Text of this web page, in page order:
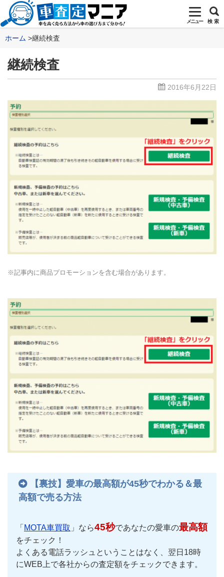
メニュー 検 索
ホーム 継続検査
継続検査
2016年6月22日
※記事内に商品プロモーションを含む場合があります。
【裏技】愛車の最高額が45秒でわかる＆最
高額で売る方法
「 MOTA車買取 」なら45秒であなたの愛車の最高額
をチェック！
よくある電話ラッシュということはなく、翌日18時
にWEB上で各社からの査定額をチェックできます。